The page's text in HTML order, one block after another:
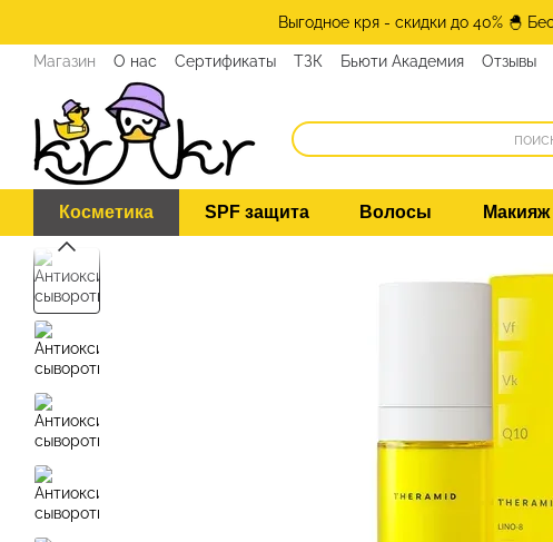
Выгодное кря - скидки до 40% 🐣
Магазин О нас Сертификаты ТЗК Бьюти Академия Отзывы
Программа лояльности
Косметика SPF защита Волосы Макияж